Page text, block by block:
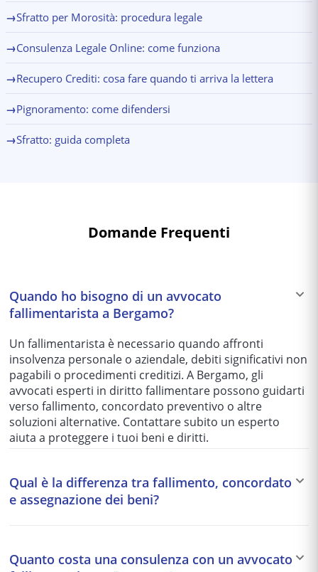
→Sfratto per Morosità: procedura legale
→Consulenza Legale Online: come funziona
→Recupero Crediti: cosa fare quando ti arriva la lettera
→Pignoramento: come difendersi
→Sfratto: guida completa
Domande Frequenti
Quando ho bisogno di un avvocato
fallimentarista a Bergamo?
Un fallimentarista è necessario quando affronti
insolvenza personale o aziendale, debiti significativi non
pagabili o procedimenti creditizi. A Bergamo, gli
avvocati esperti in diritto fallimentare possono guidarti
verso fallimento, concordato preventivo o altre
soluzioni alternative. Contattare subito un esperto
aiuta a proteggere i tuoi beni e diritti.
Qual è la differenza tra fallimento, concordato
e assegnazione dei beni?
negoziare con i creditori senza fallimento;
Quanto costa una consulenza con un avvocato